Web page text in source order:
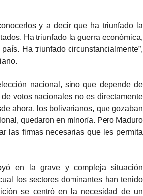
y a decir que ha triunfado la
Ha triunfado la guerra económica,
Ha triunfado circunstancialmente”,
nacional, sino que depende de
votos nacionales no es directamente
ahora, los bolivarianos, que gozaban
quedaron en minoría. Pero Maduro
las firmas necesarias que les permita
en la grave y compleja situación
los sectores dominantes han tenido
se centró en la necesidad de un